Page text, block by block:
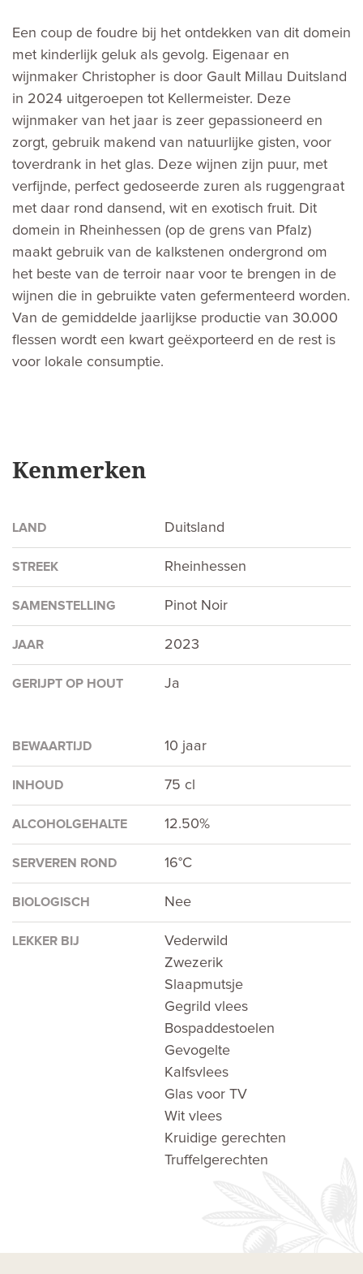
​​​​​Een coup de foudre bij het ontdekken van dit domein
met kinderlijk geluk als gevolg. Eigenaar en
wijnmaker Christopher is door Gault Millau Duitsland
in 2024 uitgeroepen tot Kellermeister. Deze
wijnmaker van het jaar is zeer gepassioneerd en
zorgt, gebruik makend van natuurlijke gisten, voor
toverdrank in het glas. Deze wijnen zijn puur, met
verfijnde, perfect gedoseerde zuren als ruggengraat
met daar rond dansend, wit en exotisch fruit. Dit
domein in Rheinhessen (op de grens van Pfalz)
maakt gebruik van de kalkstenen ondergrond om
het beste van de terroir naar voor te brengen in de
wijnen die in gebruikte vaten gefermenteerd worden.
Van de gemiddelde jaarlijkse productie van 30.000
flessen wordt een kwart geëxporteerd en de rest is
voor lokale consumptie.
Kenmerken
LAND Duitsland
STREEK Rheinhessen
SAMENSTELLING Pinot Noir
JAAR 2023
GERIJPT OP HOUT Ja
BEWAARTIJD 10 jaar
INHOUD 75 cl
ALCOHOLGEHALTE 12.50%
SERVEREN ROND 16°C
BIOLOGISCH Nee
LEKKER BIJ
Vederwild
Zwezerik
Slaapmutsje
Gegrild vlees
Bospaddestoelen
Gevogelte
Kalfsvlees
Glas voor TV
Wit vlees
Kruidige gerechten
Truffelgerechten